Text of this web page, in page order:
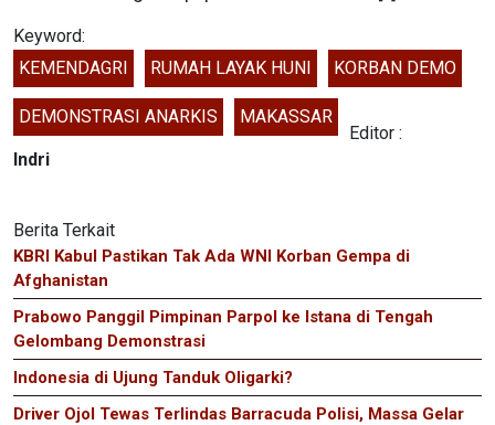
Keyword:
KEMENDAGRI
RUMAH LAYAK HUNI KORBAN DEMO
DEMONSTRASI ANARKIS MAKASSAR
Editor :
Indri
Berita Terkait
KBRI Kabul Pastikan Tak Ada WNI Korban Gempa di
Afghanistan
Prabowo Panggil Pimpinan Parpol ke Istana di Tengah
Gelombang Demonstrasi
Indonesia di Ujung Tanduk Oligarki?
Driver Ojol Tewas Terlindas Barracuda Polisi, Massa Gelar